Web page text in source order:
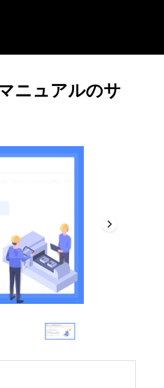
ニュアルのサ